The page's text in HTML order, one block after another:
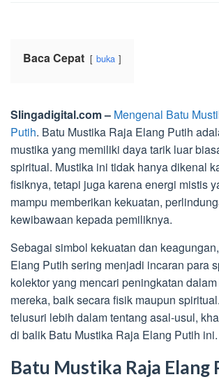
Baca Cepat buka
Slingadigital.com – Mengenal Batu
Putih. Batu Mustika Raja Elang Putih
mustika yang memiliki daya tarik luar
spiritual. Mustika ini tidak hanya dikenal
fisiknya, tetapi juga karena energi mistis
mampu memberikan kekuatan,
kewibawaan kepada pemiliknya.
Sebagai simbol kekuatan dan
Elang Putih sering menjadi incaran para
kolektor yang mencari peningkatan
mereka, baik secara fisik maupun
telusuri lebih dalam tentang asal-usul,
di balik Batu Mustika Raja Elang Putih ini.
Batu Mustika Raja Elang